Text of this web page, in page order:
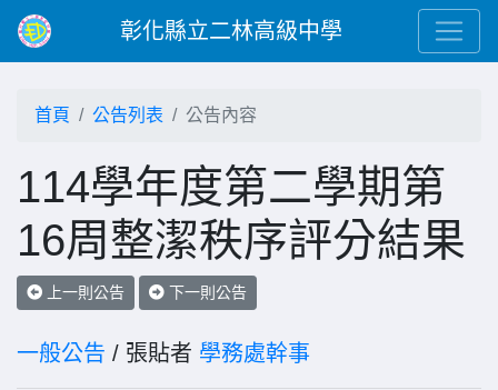
彰化縣立二林高級中學
首頁 公告列表 公告內容
114學年度第二學期第
16周整潔秩序評分結果
上一則公告 下一則公告
一般公告 / 張貼者 學務處幹事